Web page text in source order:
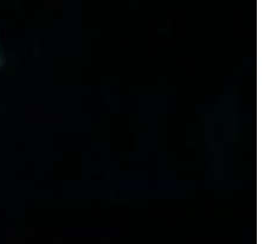
TERBARU
pun anda pergi!
akses ke berita
akses awal untuk kursi